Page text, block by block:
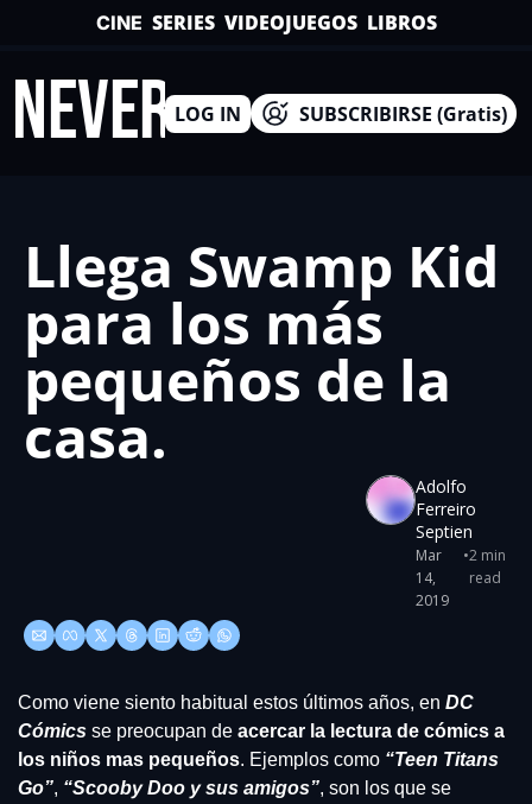
CINE SERIES VIDEOJUEGOS LIBROS
LOG IN SUBSCRIBIRSE (Gratis)
Llega Swamp Kid
para los más
pequeños de la
casa.
Adolfo
Ferreiro
Septien
Mar
14,
2019
•2 min
read
Como viene siento habitual estos últimos años, en DC
Cómics se preocupan de acercar la lectura de cómics a
los niños mas pequeños. Ejemplos como “Teen Titans
Go”, “Scooby Doo y sus amigos”, son los que se